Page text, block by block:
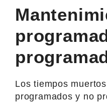
Los tiempos
programados y no